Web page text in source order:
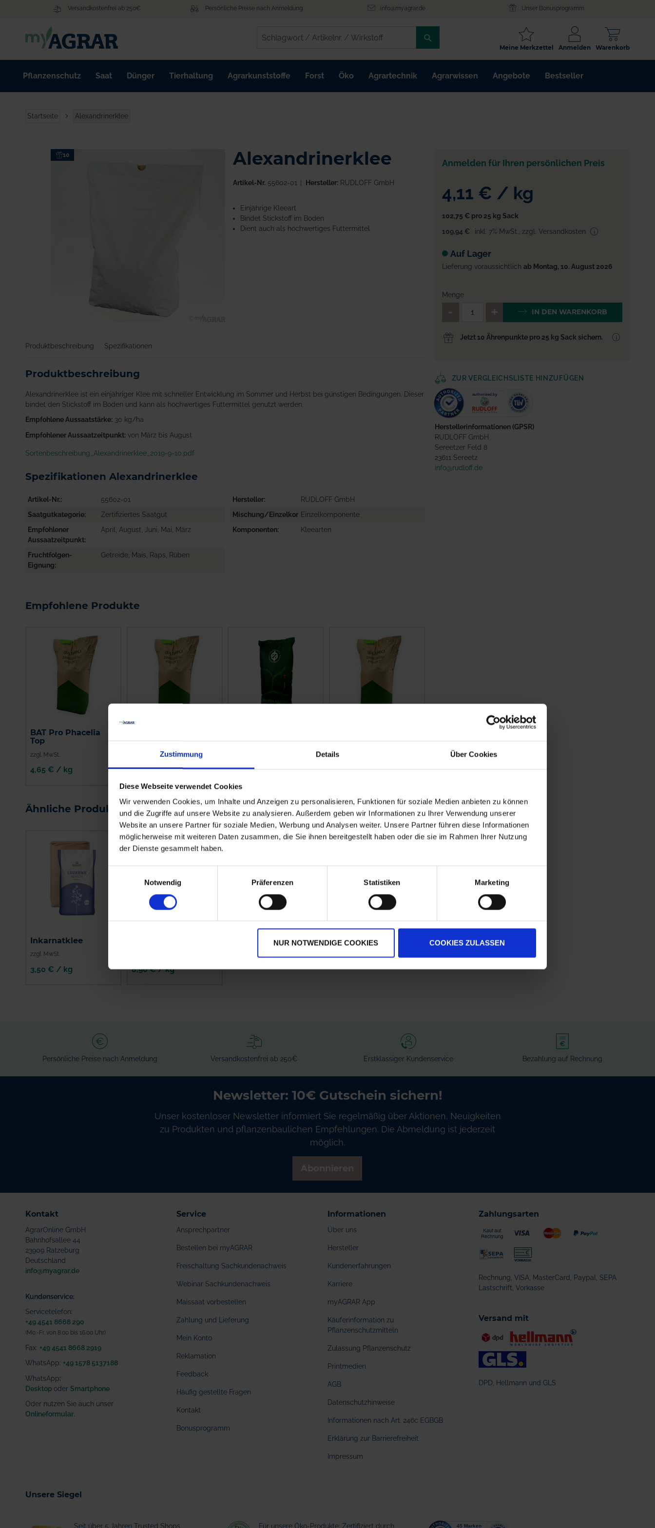
Zustimmung Details Über Cookies
Diese Webseite verwendet Cookies
Wir verwenden Cookies, um Inhalte und Anzeigen zu personalisieren, Funktionen für soziale Medien anbieten zu können
und die Zugriffe auf unsere Website zu analysieren. Außerdem geben wir Informationen zu Ihrer Verwendung unserer
Website an unsere Partner für soziale Medien, Werbung und Analysen weiter. Unsere Partner führen diese Informationen
möglicherweise mit weiteren Daten zusammen, die Sie ihnen bereitgestellt haben oder die sie im Rahmen Ihrer Nutzung
der Dienste gesammelt haben.
Notwendig
Präferenzen Statistiken Marketing
NUR NOTWENDIGE COOKIES COOKIES ZULASSEN
Versandkostenfrei ab 250€ Persönliche Preise nach Anmeldung info@myagrar.de Unser Bonusprogramm
/
ARTIKELNR.
/
Warenkorb
Anmelden
Meine Merkzettel
Pflanzenschutz Saat Dünger Tierhaltung Agrarkunststoffe Forst Öko Agrartechnik Agrarwissen Angebote Bestseller
Startseite Alexandrinerklee
10
der
springen
Alexandrinerklee
Artikel-Nr. 55602-01 Hersteller:RUDLOFF GmbH
Einjährige Kleeart
Bindet Stickstoff im Boden
Dient auch als hochwertiges Futtermittel
Produktbeschreibung Spezifikationen
Produktbeschreibung
Alexandrinerklee ist ein einjähriger Klee mit schneller Entwicklung im Sommer und Herbst bei günstigen Bedingungen. Dieser
bindet den Stickstoff im Boden und kann als hochwertiges Futtermittel genutzt werden.
Empfohlene Aussaatstärke: 30 kg/ha
Empfohlener Aussaatzeitpunkt: von März bis August
Sortenbeschreibung_Alexandrinerklee_2019-9-10.pdf
Spezifikationen Alexandrinerklee
Artikel-Nr. 55602-01 Hersteller
RUDLOFF GmbH
Saatgutkategorie
Zertifiziertes Saatgut Mischung/EinzelkomponenteEinzelkomponente
Empfohlener
Aussaatzeitpunkt
April, August, Juni, Mai, März Komponenten Kleearten
Fruchtfolgen-
Eignung
Getreide, Mais, Raps, Rüben
Empfohlene Produkte
BAT Pro Phacelia
Top
zzgl. MwSt.
4,65 € / kg
zzgl. MwSt.
3,80 € / kg
IN DEN
WARENKORB
6,48 € / kg
WARENKORB
zzgl. MwSt.
5,20 € / kg
WARENKORB
Ähnliche Produkte
Inkarnatklee
zzgl. MwSt.
3,50 € / kg 8,90 € / kg
Anmelden für Ihren persönlichen Preis
4,11 € / kg
102,75 € pro 25 kg Sack
109,94 €
inkl. 7% MwSt. zzgl. Versandkosten
Auf Lager
Lieferung voraussichtlich ab Montag, 10. August 2026
Menge
QTY_CONTROL_DECREASE
IN DEN WARENKORB
Jetzt 10 Ährenpunkte pro 25 kg Sack sichern.
ZUR VERGLEICHSLISTE HINZUFÜGEN
Herstellerinformationen (GPSR)
RUDLOFF GmbH
Sereetzer Feld 8
23611 Sereetz
info@rudloff.de
Persönliche Preise nach Anmeldung Versandkostenfrei ab 250€ Erstklassiger Kundenservice Bezahlung auf Rechnung
Newsletter: 10€ Gutschein sichern!
Unser kostenloser Newsletter informiert Sie regelmäßig über Aktionen, Neuigkeiten
zu Produkten und pflanzenbaulichen Empfehlungen. Die Abmeldung ist jederzeit
möglich.
Kontakt
AgrarOnline GmbH
Bahnhofsallee 44
23909 Ratzeburg
Deutschland
info@myagrar.de
Kundenservice:
Servicetelefon:
+49 4541 8668 290
(Mo.-Fr. von 8.00 bis 16.00 Uhr)
Fax: +49 4541 8668 2919
WhatsApp: +49 1578 5137188
WhatsApp:
Desktop oder Smartphone
Oder nutzen Sie auch unser
Onlineformular
Service
Ansprechpartner
Bestellen bei myAGRAR
Freischaltung Sachkundenachweis
Webinar Sachkundenachweis
Maissaat vorbestellen
Zahlung und Lieferung
Mein Konto
Reklamation
Feedback
Häufig gestellte Fragen
Kontakt
Bonusprogramm
Informationen
Über uns
Hersteller
Kundenerfahrungen
Karriere
myAGRAR App
Käuferinformation zu
Pflanzenschutzmitteln
Zulassung Pflanzenschutz
Printmedien
AGB
Datenschutzhinweise
Informationen nach Art. 246c EGBGB
Erklärung zur Barrierefreiheit
Impressum
Zahlungsarten
Rechnung, VISA, MasterCard, Paypal, SEPA
Lastschrift, Vorkasse
Versand mit
DPD, Hellmann und GLS
Unsere Siegel
Seit über 5 Jahren Trusted Shops Für unsere Öko-Produkte: Zertifiziert durch